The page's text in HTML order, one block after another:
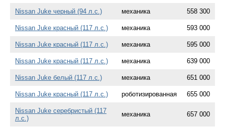
Nissan Juke черный (94 л.с.) механика 558 300
Nissan Juke красный (117 л.с.) механика 593 000
Nissan Juke красный (117 л.с.) механика 595 000
Nissan Juke красный (117 л.с.) механика 639 000
Nissan Juke белый (117 л.с.) механика 651 000
Nissan Juke красный (117 л.с.) роботизированная 655 000
Nissan Juke серебристый (117
л.с.)
механика 657 000